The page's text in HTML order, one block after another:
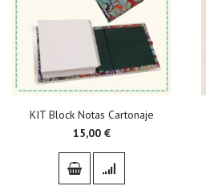
KIT Block Notas Cartonaje
15,00 €